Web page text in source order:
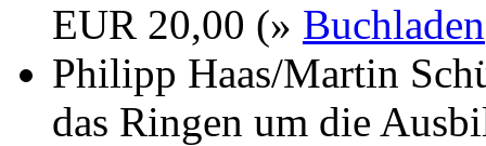
EUR 20,00 (» Buchladen
Philipp Haas/Martin
das Ringen um die